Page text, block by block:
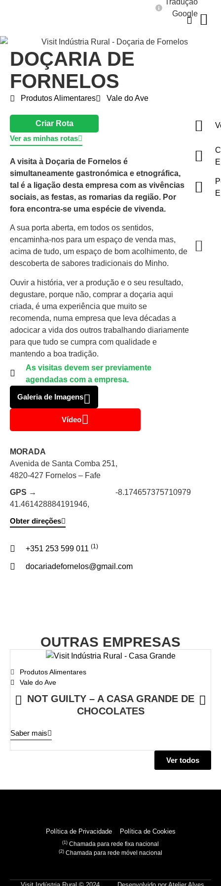
Tradução
Google
DOÇARIA DE
FORNELOS
Produtos Alimentares Vale do Ave
Criar Rota
Ver as minhas rotas
A visita à Doçaria de Fornelos é
simultaneamente gastronómica e etnográfica,
tal é a ligação desta empresa com as vivências
sociais, as festas, as romarias da região. Por
fora encontra-se uma espécie de vivenda.
A sua porta aberta, em todos os sentidos,
encaminha-nos para um espaço de venda mas,
acima de tudo, um espaço de bom acolhimento, de
descoberta de sabores tradicionais do Minho.
Ouvir a história, ver a produção e o seu resultado,
degustare, porque não, comprar a doçaria aqui
criada, é uma experiência que muito se
recomenda, numa empresa que leva décadas a
adocicar a vida dos outros trabalhando diariamente
para que tudo se cumpra com qualidade e
mantendo a boa tradição.
As visitas devem ser previamente
agendadas com a empresa.
Galeria de Imagens
Vídeo
MORADA
Avenida de Santa Comba 251,
4820-427 Fornelos – Fafe
GPS →
41.461428884191946,
-8.174657375710979
Obter direções
+351 253 599 011 (1)
docariadefornelos@gmail.com
OUTRAS EMPRESAS
Produtos Alimentares
Vale do Ave
NOT GUILTY – A CASA GRANDE DE
CHOCOLATES
Saber mais
Ver todos
Política de Privacidade Política de Cookies
(1) Chamada para rede fixa nacional
(2) Chamada para rede móvel nacional